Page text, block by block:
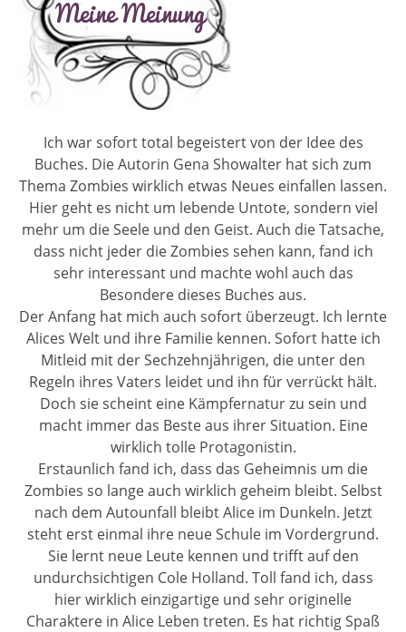
Ich war sofort total begeistert von der Idee des
Buches. Die Autorin Gena Showalter hat sich zum
Thema Zombies wirklich etwas Neues einfallen lassen.
Hier geht es nicht um lebende Untote, sondern viel
mehr um die Seele und den Geist. Auch die Tatsache,
dass nicht jeder die Zombies sehen kann, fand ich
sehr interessant und machte wohl auch das
Besondere dieses Buches aus.
Der Anfang hat mich auch sofort überzeugt. Ich lernte
Alices Welt und ihre Familie kennen. Sofort hatte ich
Mitleid mit der Sechzehnjährigen, die unter den
Regeln ihres Vaters leidet und ihn für verrückt hält.
Doch sie scheint eine Kämpfernatur zu sein und
macht immer das Beste aus ihrer Situation. Eine
wirklich tolle Protagonistin.
Erstaunlich fand ich, dass das Geheimnis um die
Zombies so lange auch wirklich geheim bleibt. Selbst
nach dem Autounfall bleibt Alice im Dunkeln. Jetzt
steht erst einmal ihre neue Schule im Vordergrund.
Sie lernt neue Leute kennen und trifft auf den
undurchsichtigen Cole Holland. Toll fand ich, dass
hier wirklich einzigartige und sehr originelle
Charaktere in Alice Leben treten. Es hat richtig Spaß